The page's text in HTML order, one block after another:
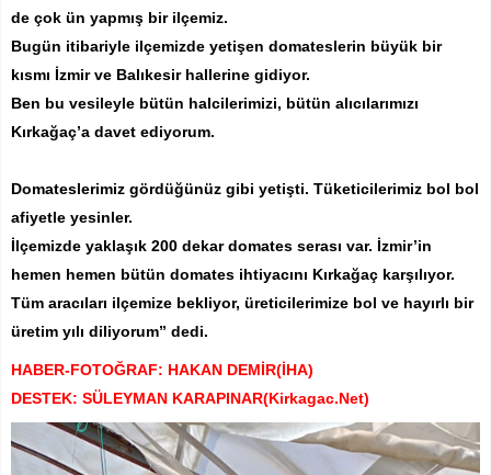
de çok ün yapmış bir ilçemiz.
Bugün itibariyle ilçemizde yetişen domateslerin büyük bir
kısmı İzmir ve Balıkesir hallerine gidiyor.
Ben bu vesileyle bütün halcilerimizi, bütün alıcılarımızı
Kırkağaç’a davet ediyorum.
Domateslerimiz gördüğünüz gibi yetişti. Tüketicilerimiz bol bol
afiyetle yesinler.
İlçemizde yaklaşık 200 dekar domates serası var. İzmir’in
hemen hemen bütün domates ihtiyacını Kırkağaç karşılıyor.
Tüm aracıları ilçemize bekliyor, üreticilerimize bol ve hayırlı bir
üretim yılı diliyorum” dedi.
HABER-FOTOĞRAF: HAKAN DEMİR(İHA)
DESTEK: SÜLEYMAN KARAPINAR(Kirkagac.Net)